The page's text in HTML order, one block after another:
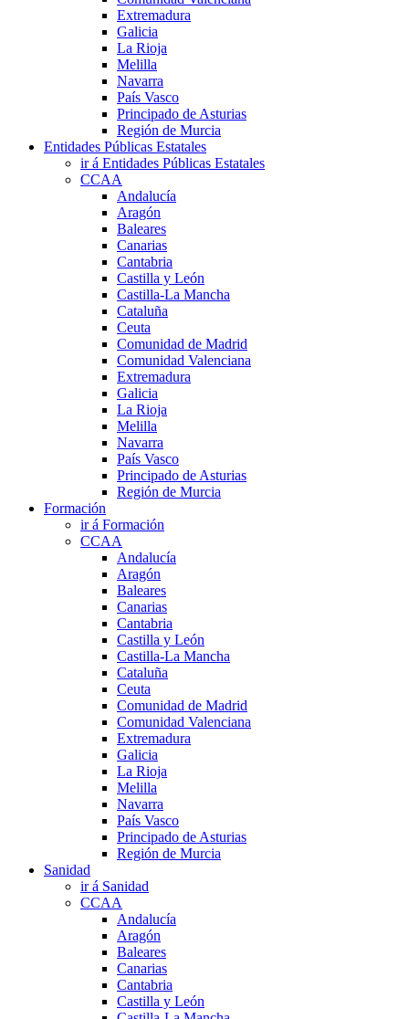
Extremadura
Galicia
La Rioja
Melilla
Navarra
País Vasco
Principado de Asturias
Región de Murcia
Entidades Públicas Estatales
ir á Entidades Públicas Estatales
CCAA
Andalucía
Aragón
Baleares
Canarias
Cantabria
Castilla y León
Castilla-La Mancha
Cataluña
Ceuta
Comunidad de Madrid
Comunidad Valenciana
Extremadura
Galicia
La Rioja
Melilla
Navarra
País Vasco
Principado de Asturias
Región de Murcia
Formación
ir á Formación
CCAA
Andalucía
Aragón
Baleares
Canarias
Cantabria
Castilla y León
Castilla-La Mancha
Cataluña
Ceuta
Comunidad de Madrid
Comunidad Valenciana
Extremadura
Galicia
La Rioja
Melilla
Navarra
País Vasco
Principado de Asturias
Región de Murcia
Sanidad
ir á Sanidad
CCAA
Andalucía
Aragón
Baleares
Canarias
Cantabria
Castilla y León